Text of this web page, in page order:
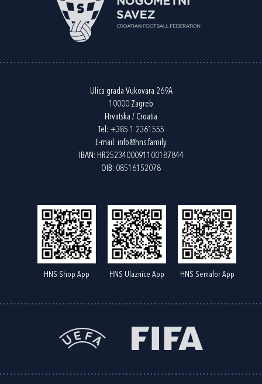
Ulica grada Vukovara 269A
10000 Zagreb
Hrvatska / Croatia
Tel: +385 1 2361555
E-mail: info@hns.family
IBAN: HR2523400091100187844
OIB: 08516152078
HNS Shop App HNS Ulaznice App HNS Semafor App